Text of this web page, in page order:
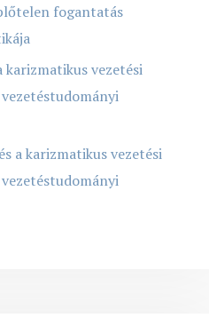
fogantatás
karizmatikus vezetési
a karizmatikus vezetési